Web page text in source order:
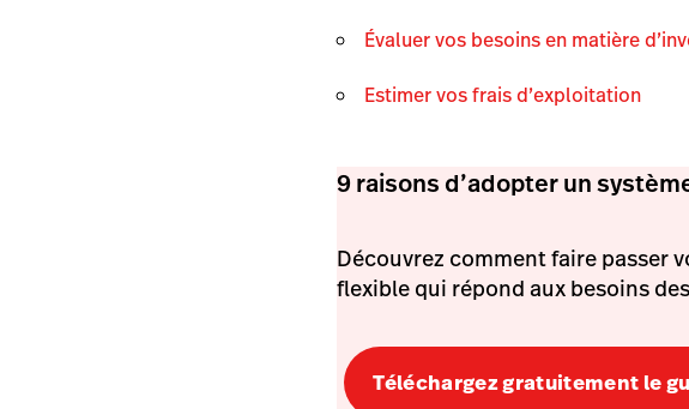
Évaluer vos besoins en matière
Estimer vos frais d’exploitation
9 raisons d’adopter un
Découvrez comment faire passer
flexible qui répond aux besoins
Téléchargez gratuitement le